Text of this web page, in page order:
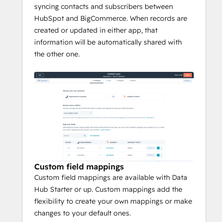
BigCommerce orders within HubSpot
pipelines and reports.
syncing contacts and subscribers between
HubSpot and BigCommerce. When records are
created or updated in either app, that
information will be automatically shared with
the other one.
Custom field mappings
Custom field mappings are available with Data
Hub Starter or up. Custom mappings add the
flexibility to create your own mappings or make
changes to your default ones.